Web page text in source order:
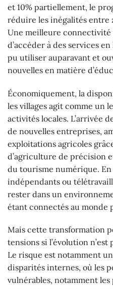
et 10% partiellement, le
réduire les inégalités entre
Une meilleure connectivité
d’accéder à des services
pu utiliser auparavant et
nouvelles en matière
Économiquement, la
les villages agit comme un
activités locales. L’arrivée
de nouvelles entreprises,
exploitations agricoles
d’agriculture de précision
du tourisme numérique.
indépendants ou
rester dans un
étant connectés au monde
Mais cette transformation
tensions si l’évolution n’est
Le risque est notamment
disparités internes, où les
vulnérables, notamment les